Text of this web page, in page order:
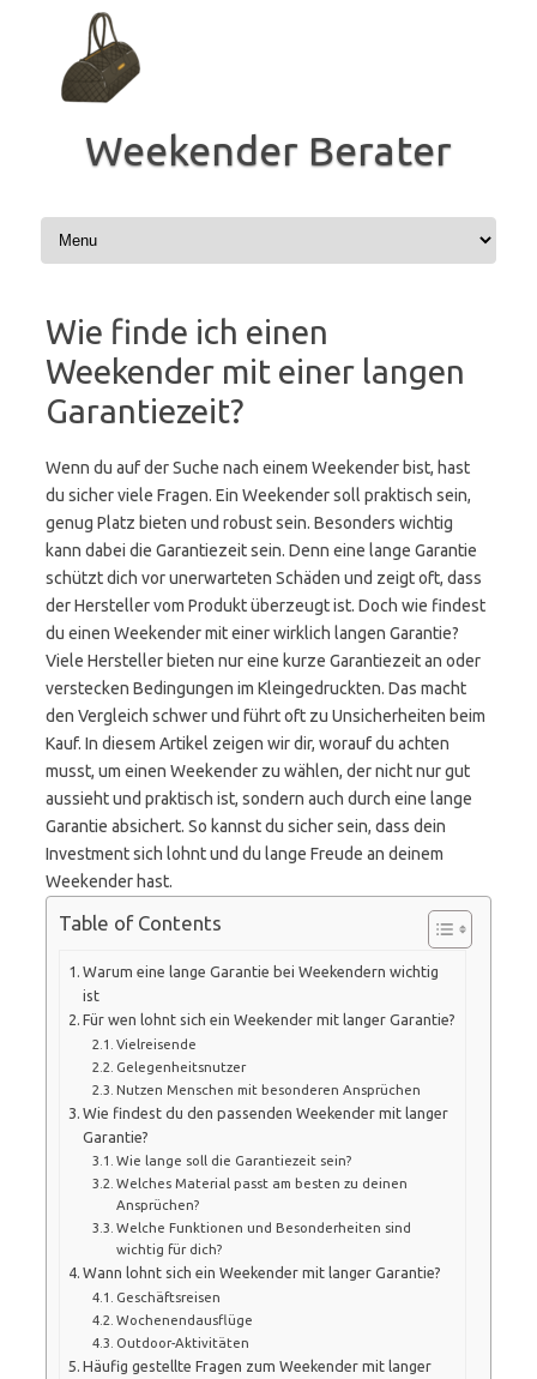
springen
Weekender Berater
Wie finde ich einen
Weekender mit einer langen
Garantiezeit?
Wenn du auf der Suche nach einem Weekender bist, hast
du sicher viele Fragen. Ein Weekender soll praktisch sein,
genug Platz bieten und robust sein. Besonders wichtig
kann dabei die Garantiezeit sein. Denn eine lange Garantie
schützt dich vor unerwarteten Schäden und zeigt oft, dass
der Hersteller vom Produkt überzeugt ist. Doch wie findest
du einen Weekender mit einer wirklich langen Garantie?
Viele Hersteller bieten nur eine kurze Garantiezeit an oder
verstecken Bedingungen im Kleingedruckten. Das macht
den Vergleich schwer und führt oft zu Unsicherheiten beim
Kauf. In diesem Artikel zeigen wir dir, worauf du achten
musst, um einen Weekender zu wählen, der nicht nur gut
aussieht und praktisch ist, sondern auch durch eine lange
Garantie absichert. So kannst du sicher sein, dass dein
Investment sich lohnt und du lange Freude an deinem
Weekender hast.
Table of Contents
Warum eine lange Garantie bei Weekendern wichtig
ist
Für wen lohnt sich ein Weekender mit langer Garantie?
Vielreisende
Gelegenheitsnutzer
Nutzen Menschen mit besonderen Ansprüchen
Wie findest du den passenden Weekender mit langer
Garantie?
Wie lange soll die Garantiezeit sein?
Welches Material passt am besten zu deinen
Ansprüchen?
Welche Funktionen und Besonderheiten sind
wichtig für dich?
Wann lohnt sich ein Weekender mit langer Garantie?
Geschäftsreisen
Wochenendausflüge
Outdoor-Aktivitäten
Häufig gestellte Fragen zum Weekender mit langer